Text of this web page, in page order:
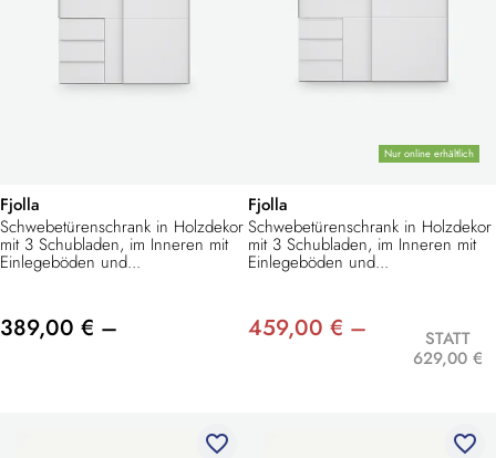
Fjolla
Schwebetürenschrank in Holzdekor
mit 3 Schubladen, im Inneren mit
Einlegeböden und...
389,00 € –
Nur online erhältlich
Fjolla
Schwebetürenschrank in Holzdekor
mit 3 Schubladen, im Inneren mit
Einlegeböden und...
459,00 € –
STATT
629,00 €
favorite_border favorite_border